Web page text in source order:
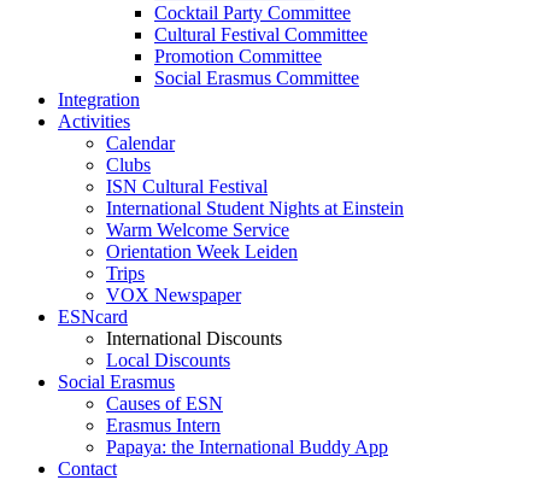
Cocktail Party Committee
Cultural Festival Committee
Promotion Committee
Social Erasmus Committee
Integration
Activities
Calendar
Clubs
ISN Cultural Festival
International Student Nights at Einstein
Warm Welcome Service
Orientation Week Leiden
Trips
VOX Newspaper
ESNcard
International Discounts
Local Discounts
Social Erasmus
Causes of ESN
Erasmus Intern
Papaya: the International Buddy App
Contact